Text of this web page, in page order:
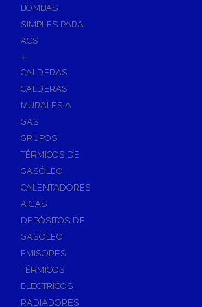
Sumideros para Piscinas
Accesorios para Piscinas
Productos Químicos para Piscinas
Reguladores de PH
Antialgas para Piscinas
Floculante para Piscinas
Cloro para Piscinas
Desinfección de Piscinas sin Cloro
Invernaje de Piscinas
Limpiadores de Piscinas
Kits Analizadores
Dosificadores
Riego, Jardín y Fuentes
BOMBAS
SIMPLES PARA
ACS
+
CALDERAS
CALDERAS
MURALES A
GAS
GRUPOS
TÉRMICOS DE
GASÓLEO
CALENTADORES
A GAS
DEPÓSITOS DE
GASÓLEO
EMISORES
TÉRMICOS
ELÉCTRICOS
RADIADORES